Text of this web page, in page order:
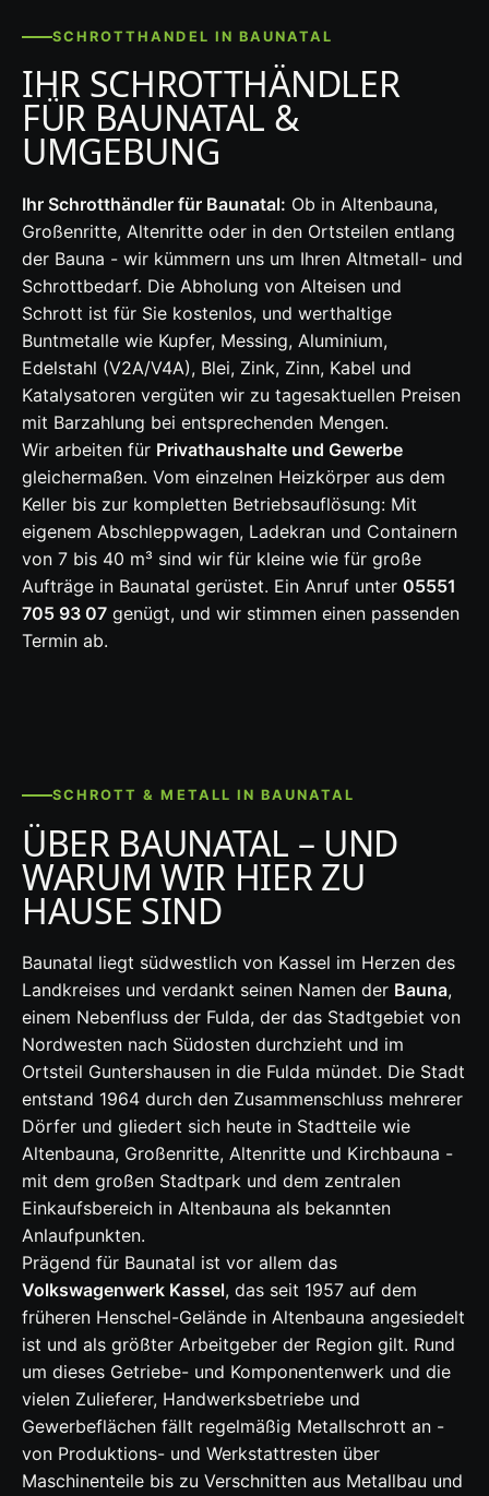
SCHROTTHANDEL IN BAUNATAL
IHR SCHROTTHÄNDLER
FÜR BAUNATAL &
UMGEBUNG
Ihr Schrotthändler für Baunatal: Ob in Altenbauna,
Großenritte, Altenritte oder in den Ortsteilen entlang
der Bauna - wir kümmern uns um Ihren Altmetall- und
Schrottbedarf. Die Abholung von Alteisen und
Schrott ist für Sie kostenlos, und werthaltige
Buntmetalle wie Kupfer, Messing, Aluminium,
Edelstahl (V2A/V4A), Blei, Zink, Zinn, Kabel und
Katalysatoren vergüten wir zu tagesaktuellen Preisen
mit Barzahlung bei entsprechenden Mengen.
Wir arbeiten für Privathaushalte und Gewerbe
gleichermaßen. Vom einzelnen Heizkörper aus dem
Keller bis zur kompletten Betriebsauflösung: Mit
eigenem Abschleppwagen, Ladekran und Containern
von 7 bis 40 m³ sind wir für kleine wie für große
Aufträge in Baunatal gerüstet. Ein Anruf unter 05551
705 93 07 genügt, und wir stimmen einen passenden
Termin ab.
SCHROTT & METALL IN BAUNATAL
ÜBER BAUNATAL – UND
WARUM WIR HIER ZU
HAUSE SIND
Baunatal liegt südwestlich von Kassel im Herzen des
Landkreises und verdankt seinen Namen der Bauna,
einem Nebenfluss der Fulda, der das Stadtgebiet von
Nordwesten nach Südosten durchzieht und im
Ortsteil Guntershausen in die Fulda mündet. Die Stadt
entstand 1964 durch den Zusammenschluss mehrerer
Dörfer und gliedert sich heute in Stadtteile wie
Altenbauna, Großenritte, Altenritte und Kirchbauna -
mit dem großen Stadtpark und dem zentralen
Einkaufsbereich in Altenbauna als bekannten
Anlaufpunkten.
Prägend für Baunatal ist vor allem das
Volkswagenwerk Kassel, das seit 1957 auf dem
früheren Henschel-Gelände in Altenbauna angesiedelt
ist und als größter Arbeitgeber der Region gilt. Rund
um dieses Getriebe- und Komponentenwerk und die
vielen Zulieferer, Handwerksbetriebe und
Gewerbeflächen fällt regelmäßig Metallschrott an -
von Produktions- und Werkstattresten über
Maschinenteile bis zu Verschnitten aus Metallbau und